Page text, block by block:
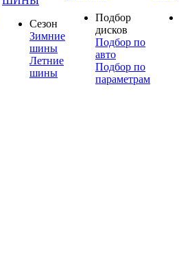
Сезон
Зимние
шины
Летние
шины
Подбор
дисков
Подбор по
авто
Подбор по
параметрам